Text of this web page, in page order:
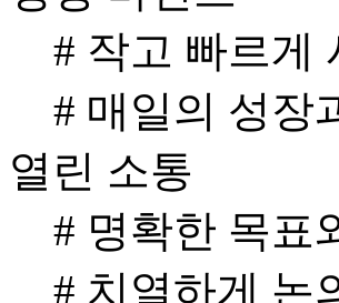
# 작고 빠르게
# 매일의 성장
열린 소통
# 명확한 목표
# 치열하게 논